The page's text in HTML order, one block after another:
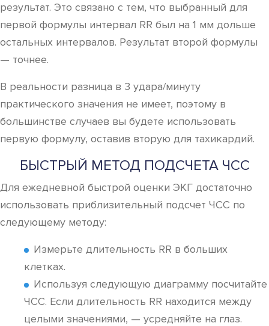
результат. Это связано с тем, что выбранный для
первой формулы интервал RR был на 1 мм дольше
остальных интервалов. Результат второй формулы
— точнее.
В реальности разница в 3 удара/минуту
практического значения не имеет, поэтому в
большинстве случаев вы будете использовать
первую формулу, оставив вторую для тахикардий.
БЫСТРЫЙ МЕТОД ПОДСЧЕТА ЧСС
Для ежедневной быстрой оценки ЭКГ достаточно
использовать приблизительный подсчет ЧСС по
следующему методу:
Измерьте длительность RR в больших
клетках.
Используя следующую диаграмму посчитайте
ЧСС. Если длительность RR находится между
целыми значениями, — усредняйте на глаз.